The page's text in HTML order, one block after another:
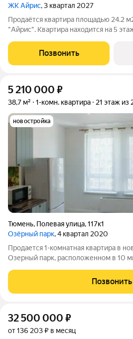
ЖК Айрис, 3 квартал 2027
Продаётся квартира площадью 24.2
"Айрис". Квартира находится на 5
2027 «Айрис» Смарт-квартал для активной и комфортной
жизни «Айрис» расположен в
Позвонить
5 210 000 ₽
38,7 м² 1-комн. квартира 21 этаж из
новостройка
Тюмень, Полевая улица,117к1
Озёрный парк, 4 квартал 2020
Продается 1-комнатная квартира в
Озерный парк, расположенном в 10
мбелью. В стоимость квартиры
приборы, кухонный гарнитур, варочная
Позвонить
32 500 000 ₽
от 136 203 ₽ в месяц